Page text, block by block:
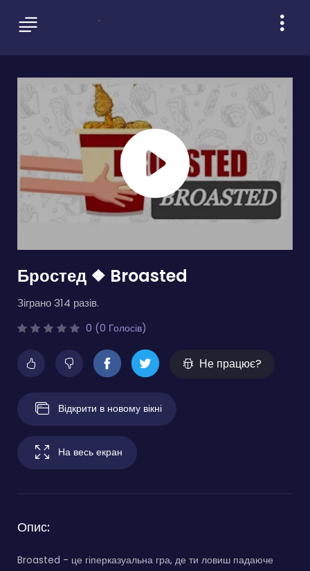
Бростед ❖ Broasted
Зіграно 314 разів.
0 (0 Голосів)
Не працює?
Відкрити в новому вікні
На весь екран
Опис:
Broasted - це гіперказуальна гра, де ти ловиш падаюче